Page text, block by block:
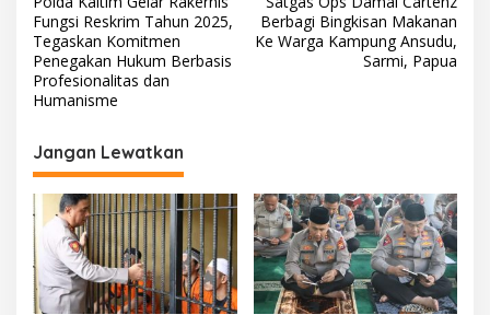
a
v
i
g
a
s
i
p
o
s
Fungsi Reskrim Tahun 2025,
Tegaskan Komitmen
Penegakan Hukum Berbasis
Profesionalitas dan
Humanisme
Berbagi Bingkisan Makanan
Ke Warga Kampung Ansudu,
Sarmi, Papua
Jangan Lewatkan